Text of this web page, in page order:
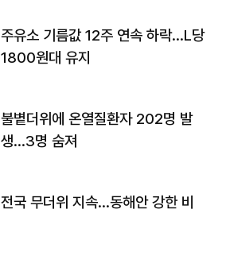
주유소 기름값 12주 연속 하락…L당
1800원대 유지
불볕더위에 온열질환자 202명 발
생…3명 숨져
전국 무더위 지속…동해안 강한 비